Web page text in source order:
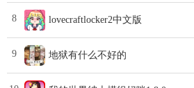
8 lovecraftlocker2中文版
9 地狱有什么不好的